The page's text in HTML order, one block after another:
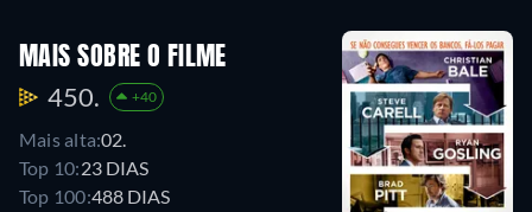
MAIS SOBRE O FILME
450. +40
Mais alta:02.
Top 10:23 DIAS
Top 100:488 DIAS